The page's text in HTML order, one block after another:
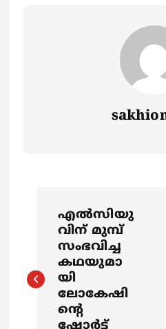
s
എല്‍സിയു
വിന് മുമ്പ്
സംഭവിച്ച
കഥയുമാ
യി
ലോകേഷി
ന്റെ